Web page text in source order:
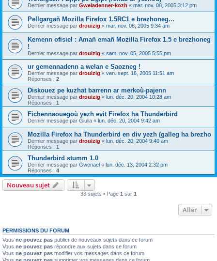
Dernier message par Gweladenner-kozh « mar. nov. 08, 2005 3:12 pm
Pellgargañ Mozilla Firefox 1.5RC1 e brezhoneg...
Dernier message par drouizig « mar. nov. 08, 2005 9:34 am
Kemenn ofisiel : Amañ emañ Mozilla Firefox 1.5 e brezhoneg
!
Dernier message par drouizig « sam. nov. 05, 2005 5:55 pm
ur gemennadenn a welan e Saozneg !
Dernier message par drouizig « ven. sept. 16, 2005 11:51 am
Réponses : 2
Diskouez pe kuzhat barrenn ar merkoù-pajenn
Dernier message par drouizig « lun. déc. 20, 2004 10:28 am
Réponses : 1
Fichennaouegoù yezh evit Firefox ha Thunderbird
Dernier message par Giulia « lun. déc. 20, 2004 9:42 am
Mozilla Firefox ha Thunderbird en div yezh (galleg ha brezho
Dernier message par drouizig « lun. déc. 20, 2004 9:40 am
Réponses : 1
Thunderbird stumm 1.0
Dernier message par Gwenael « lun. déc. 13, 2004 2:32 pm
Réponses : 4
Nouveau sujet
33 sujets • Page 1 sur 1
Aller
PERMISSIONS DU FORUM
Vous ne pouvez pas publier de nouveaux sujets dans ce forum
Vous ne pouvez pas répondre aux sujets dans ce forum
Vous ne pouvez pas modifier vos messages dans ce forum